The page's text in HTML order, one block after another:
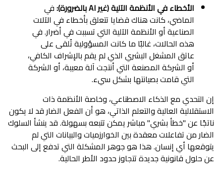
الأخطاء في الأنظمة الآلية (غير AI بالضرورة):
في
الماضي، كانت هناك قضايا تتعلق بأخطاء في الآلات
الصناعية أو الأنظمة الآلية التي تسببت في أضرار. في
هذه الحالات، غالبًا ما كانت المسؤولية تُلقى على
عاتق المشغل البشري الذي لم يقم بالإشراف الكافي،
أو الشركة المصنعة التي أنتجت آلة معيبة، أو الشركة
التي قامت بصيانتها بشكل سيء.
إن التحدي مع الذكاء الاصطناعي، وخاصة الأنظمة ذات
الاستقلالية العالية والتعلم الذاتي، هو أن الفعل الضار قد لا يكون
ناتجًا عن "خطأ بشري" مباشر يمكن تتبعه بسهولة. قد ينشأ السلوك
الضار من تفاعلات معقدة بين الخوارزميات والبيانات التي لم
يتوقعها أي إنسان. هذا هو جوهر المشكلة التي تدفع إلى البحث
عن حلول قانونية جديدة تتجاوز حدود الأطر الحالية.